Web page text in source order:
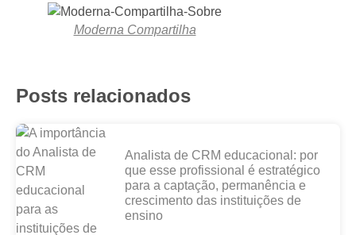
Moderna Compartilha
Posts relacionados
Analista de CRM educacional: por
que esse profissional é estratégico
para a captação, permanência e
crescimento das instituições de
ensino